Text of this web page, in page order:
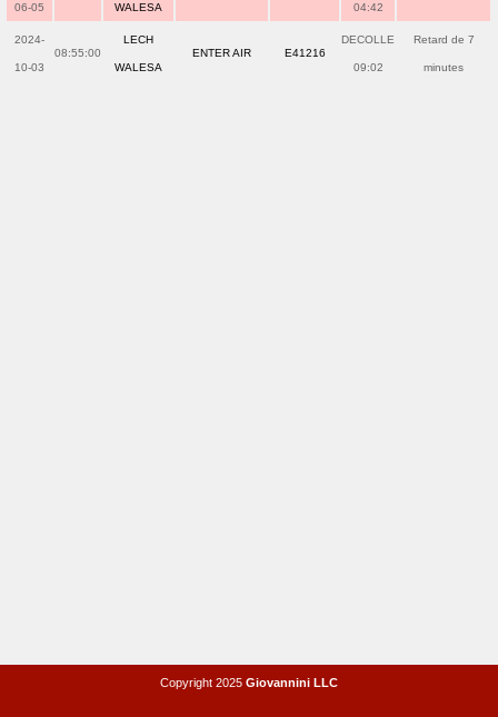
06-05 WALESA 04:42
2024-
10-03
08:55:00
LECH
WALESA
ENTER AIR E41216
DECOLLE
09:02
Retard de 7
minutes
Copyright 2025 Giovannini LLC